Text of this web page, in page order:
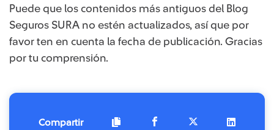
Puede que los contenidos más antiguos del Blog
Seguros SURA no estén actualizados, así que por
favor ten en cuenta la fecha de publicación. Gracias
por tu comprensión.​
Compartir